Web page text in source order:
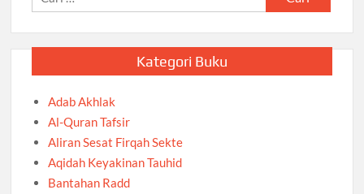
untuk:
Kategori Buku
Adab Akhlak
Al-Quran Tafsir
Aliran Sesat Firqah Sekte
Aqidah Keyakinan Tauhid
Bantahan Radd